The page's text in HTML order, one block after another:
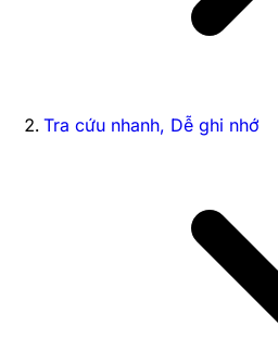
Tra cứu nhanh, Dễ ghi nhớ